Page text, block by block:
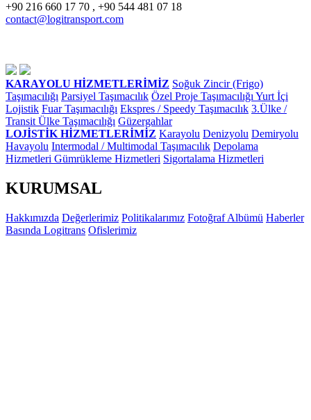
+90 216 660 17 70 , +90 544 481 07 18
contact@logitransport.com
KARAYOLU HİZMETLERİMİZ Soğuk Zincir (Frigo)
Taşımacılığı Parsiyel Taşımacılık Özel Proje Taşımacılığı Yurt İçi
Lojistik Fuar Taşımacılığı Ekspres / Speedy Taşımacılık 3.Ülke /
Transit Ülke Taşımacılığı Güzergahlar
LOJİSTİK HİZMETLERİMİZ Karayolu Denizyolu Demiryolu
Havayolu Intermodal / Multimodal Taşımacılık Depolama
Hizmetleri Gümrükleme Hizmetleri Sigortalama Hizmetleri
KURUMSAL
Hakkımızda Değerlerimiz Politikalarımız Fotoğraf Albümü Haberler
Basında Logitrans Ofislerimiz